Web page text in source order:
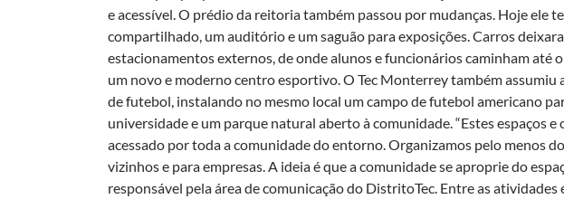
e acessível. O prédio da reitoria também passou por mudanças. Hoje ele
compartilhado, um auditório e um saguão para exposições. Carros
estacionamentos externos, de onde alunos e funcionários caminham até
um novo e moderno centro esportivo. O Tec Monterrey também assumiu
de futebol, instalando no mesmo local um campo de futebol americano
universidade e um parque natural aberto à comunidade. “Estes espaços
acessado por toda a comunidade do entorno. Organizamos pelo menos
vizinhos e para empresas. A ideia é que a comunidade se aproprie do
responsável pela área de comunicação do DistritoTec. Entre as atividades